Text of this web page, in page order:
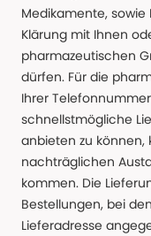
Medikamente,
Klärung mit Ihnen
pharmazeutischen
dürfen. Für die
Ihrer
schnellstmögliche
anbieten zu können,
nachträglichen
kommen. Die
Bestellungen, bei
Lieferadresse